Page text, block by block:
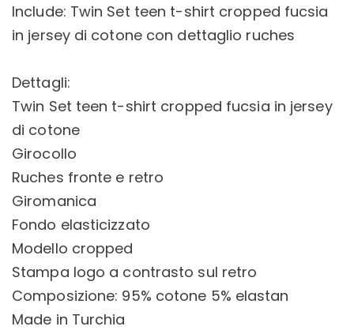
Include: Twin Set teen t-shirt cropped fucsia
in jersey di cotone con dettaglio ruches
Dettagli:
Twin Set teen t-shirt cropped fucsia in jersey
di cotone
Girocollo
Ruches fronte e retro
Giromanica
Fondo elasticizzato
Modello cropped
Stampa logo a contrasto sul retro
Composizione: 95% cotone 5% elastan
Made in Turchia